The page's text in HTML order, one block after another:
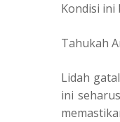
Kondisi ini
Tahukah
Lidah
ini